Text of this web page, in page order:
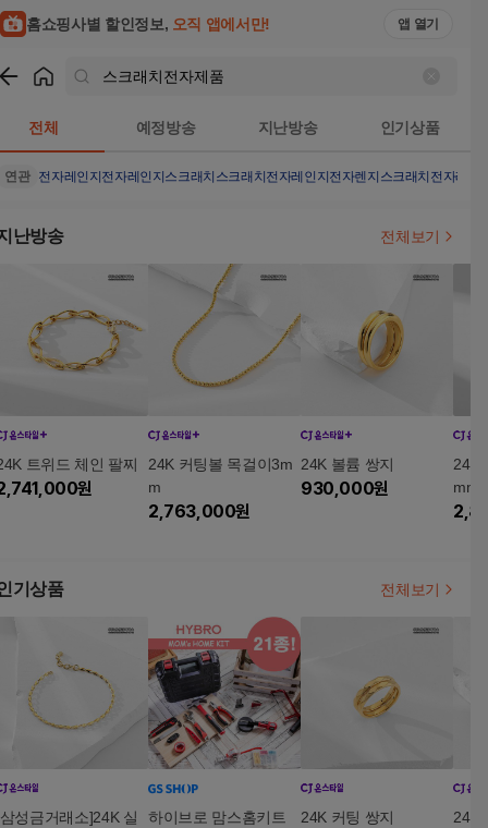
홈쇼핑사별 할인정보, 오직 앱에서만! 앱 열기
전체 예정방송 지난방송 인기상품
연관 전자레인지 전자레인지스크래치 스크래치전자레인지 전자렌지 스크래치전자레인
난방송 전체보기
트위드 체인 팔찌
원
24K 커팅볼 목걸이3m
m
2,763,000원
24K 볼륨 쌍지
930,000원
24K
mm
기상품 전체보기
성금거래소]24K 실
하이브로 맘스홈키트
24K 커팅 쌍지
24K